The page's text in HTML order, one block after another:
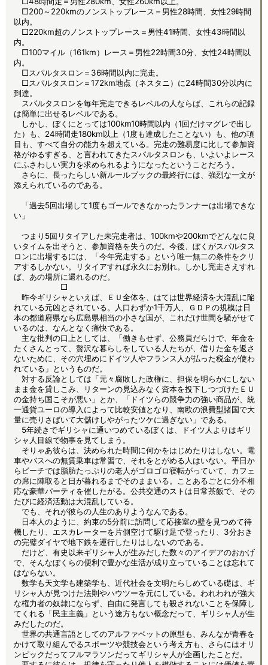
□200～220kmのノンストップレース＝男性28時間、女性29時間
以内。
□220km超のノンストップレース＝男性41時間、女性43時間以
内。
□100マイル（161km）レース＝男性22時間30分、女性24時間以
内。
□スパルタスロン＝36時間以内に完走。
□スパルタスロン＝172km地点（ネスタニ）に24時間30分以内に
到達。
スパルタスロンを毎年完走できるレベルの人ならば、これらの記録
は簡単に出せるレベルである。
しかし、ぼくにとっては100km10時間以内（1回だけマグレで出し
た）も、24時間走180km以上（1度も達成したことない）も、他の項
目も、すべて自分の能力を超えている。完走の難易度に比して参加資
格がゆるすぎる、と言われてきたスパルタスロンも、いよいよレース
にふさわしい実力を求められるようになったということだろう。
さらに、長ったらしい新ルールブックの最終行には、強烈な一文が
添えられているのである。
「過去5回出場して1度もゴールできなかったランナーは出場できな
い」
つまり5回リタイアした未完走者は、100kmや200kmでどんなに良
いタイムを出そうと、参加資格を失うのだ。今後、ぼくがスパルタス
ロンに出場するには、「今年完走する」という唯一無二の条件をクリ
アするしかない。リタイアすれば永久にお別れ。しかし完走さえすれ
ば、あの場所に還れるのだ。
□
昨今ギリシャといえば、ＥＵ全体を、はては世界経済を大混乱に陥
れている元凶とされている。人口わずか1千万人、ＧＤＰの規模は日
本の都道府県なら広島県相当の小さな国が、これだけ世間を騒がせて
いるのは、なんとなく痛快である。
主な批判の口上としては、「働きもせず、公務員だらけで、年金を
たくさんとって、贅沢な暮らしをしている人たちが、借りた金を返さ
ないために、その穴埋めにドイツ人やフランス人が払った税金が使わ
れている」というものだ。
対する反論としては「元々腐敗した政権に、担保を明らかにしない
まま金を貸しこみ、リターンの見込みなく資本を投下しつづけたＥＵ
の金持ち国こそが悪い」とか、「ドイツらの競争力の強い商品が、統
一通貨ユーロの導入によって比較安値となり、南欧の浪費型諸国で大
量に売りさばいて大儲けしやがったツケに過ぎない」である。
5年続きでギリシャに通いつめているぼくは、ドイツ人よりはギリ
シャ人目線で物事を見てしまう。
そりゃあ彼らは、決められた時間に何かをはじめたりはしない。電
車やバスへの無賃乗車は常習で、それをとがめる人はいない。平日か
らビーチでは脂肪たっぷりの老人がゴロゴロ寝転がっていて、カフェ
の席に陣取ると日が暮れるまでそのままいる。ことあるごとに分不相
応な豪華パーティを催したがる。公共交通のストは日常茶飯で、その
たびに経済活動は大混乱している。
でも、それが彼らの人生のありようなんである。
日本人のように、約束の5分前に訪問して応接室の壁を見つめて待
機したり、エスカレーターを片側空けて駆け足で登ったり、3分おき
の完璧ダイヤで地下鉄を運行したりはしないのである。
だけど、有史以来ギリシャ人が生みだした数々のアイデアのおかげ
で、そんなぼくらの便利で豊かな生活が成り立っていることは忘れて
はならない。
数学も天文学も建築学も、近代社会を文明たらしめている礎は、ギ
リシャ人が見つけた法則やハウツーを元にしている。われわれが強大
な権力者の奴隷にならず、自由に発言しても殺されないことを保障し
てくれる「民主主義」という途方もない概念だって、ギリシャ人が生
みだしたのだ。
世界の共通言語としてのアルファベットの原型も、みんなが青春を
かけて取り組んでるスポーツや競技会という考え方も、さらにはオリ
ンピックだってフルマラソンだってギリシャ人が企画したことだ。